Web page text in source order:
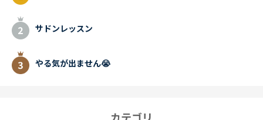
サドンレッスン
やる気が出ません😭